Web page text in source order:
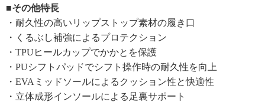
■その他特長
・耐久性の高いリップストップ素材の履き口
・くるぶし補強によるプロテクション
・TPUヒールカップでかかとを保護
・PUシフトパッドでシフト操作時の耐久性を向上
・EVAミッドソールによるクッション性と快適性
・立体成形インソールによる足裏サポート